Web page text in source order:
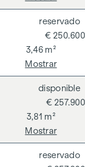
3,46 m²
€ 250.600
reservado
Mostrar
3,81 m²
€ 257.900
disponible
Mostrar
reservado